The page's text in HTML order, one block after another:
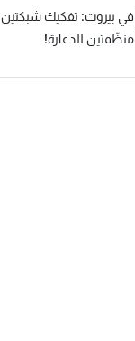
في بيروت: تفكيك شبكتين
منظّمتين للدعارة!